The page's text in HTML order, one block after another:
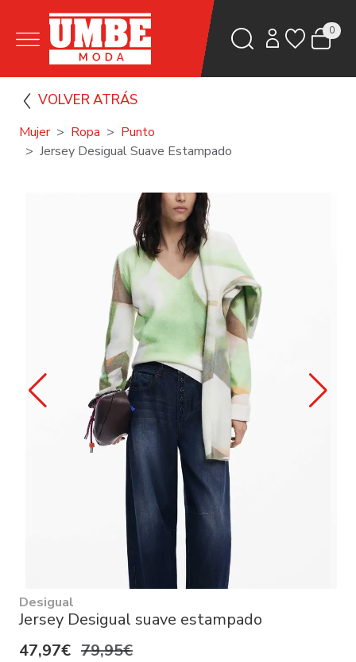
0
VOLVER ATRÁS
Mujer Ropa
Punto
Jersey Desigual Suave Estampado
Desigual
Jersey Desigual suave estampado
47,97€ 79,95€